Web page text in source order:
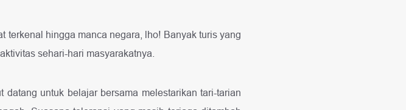
terkenal hingga manca negara, lho! Banyak turis yang
sehari-hari masyarakatnya.
untuk belajar bersama melestarikan tari-tarian